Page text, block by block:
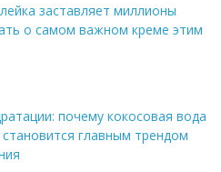
заставляет миллионы
о самом важном креме этим
почему кокосовая вода
главным трендом